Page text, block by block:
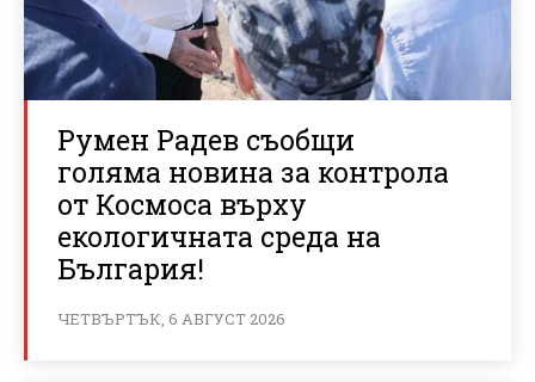
Румен Радев съобщи
голяма новина за контрола
от Космоса върху
екологичната среда на
България!
ЧЕТВЪРТЪК, 6 АВГУСТ 2026